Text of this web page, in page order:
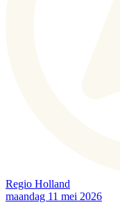
Regio Holland
maandag 11 mei 2026